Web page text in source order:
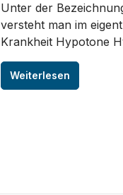
Unter der
versteht man im
Krankheit Hypotone
Weiterlesen